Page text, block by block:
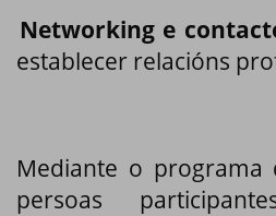
Networking e
establecer relacións
Mediante o programa
persoas